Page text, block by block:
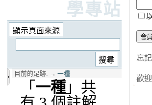
學專站
目前的足跡: → 一種
「 一種 」共
忘
歡